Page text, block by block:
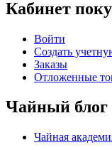
Кабинет
Войти
Создать
Заказы
Отложенные
Чайный блог
Чайная